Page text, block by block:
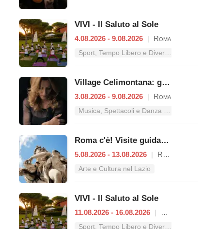
VIVI - Il Saluto al Sole
4.08.2026 - 9.08.2026 | Roma
Village Celimontana: gli appuntamenti dal 3 al 9 agosto
3.08.2026 - 9.08.2026 | Roma
Roma c'è! Visite guidate (anche per bambini) dal 5 al 13 agosto 2026
5.08.2026 - 13.08.2026 | Roma
Arte e Cultura nel Lazio
VIVI - Il Saluto al Sole
11.08.2026 - 16.08.2026 |